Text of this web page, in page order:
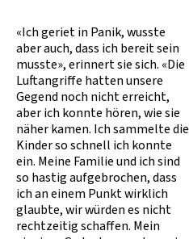
«Ich geriet in Panik, wusste
aber auch, dass ich bereit sein
musste», erinnert sie sich. «Die
Luftangriffe hatten unsere
Gegend noch nicht erreicht,
aber ich konnte hören, wie sie
näher kamen. Ich sammelte die
Kinder so schnell ich konnte
ein. Meine Familie und ich sind
so hastig aufgebrochen, dass
ich an einem Punkt wirklich
glaubte, wir würden es nicht
rechtzeitig schaffen. Mein